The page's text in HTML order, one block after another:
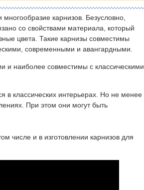
карнизов. Безусловно,
со свойствами материала, который
цвета. Такие карнизы совместимы
современными и авангардными.
и наиболее совместимы с классическими
в классических интерьерах. Но не менее
При этом они могут быть
числе и в изготовлении карнизов для